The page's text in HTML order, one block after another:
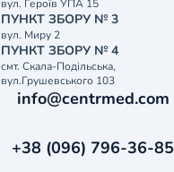
вул. Героїв УПА 15
ПУНКТ ЗБОРУ № 3
вул. Миру 2
ПУНКТ ЗБОРУ № 4
смт. Скала-Подільська,
вул.Грушевського 103
info@centrmed.com
+38 (096) 796-36-85